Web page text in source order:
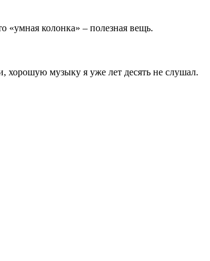
«умная колонка» – полезная вещь.
хорошую музыку я уже лет десять не слушал.